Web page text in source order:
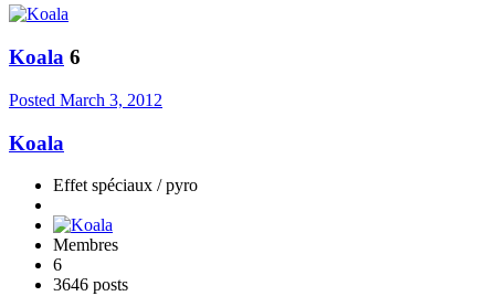
Koala 6
Posted March 3, 2012
Koala
Effet spéciaux / pyro
Membres
6
3646 posts